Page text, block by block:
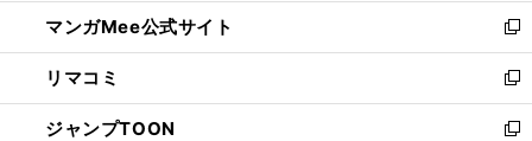
く
ド
ウ
で
開
く
ウ
ィ
ン
ド
ウ
で
し
い
ウ
ィ
ン
ド
マンガMee公式サイト
新
し
い
ウ
ィ
リマコミ
新
し
い
ジャンプTOON
新